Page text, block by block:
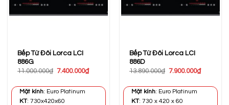
Bếp Từ Đôi Lorca LCI
886G
11.000.000₫ Giá
11.000.000₫.
7.400.000₫Giá
Mặt kính: Euro Platinum
KT: 730x420x60
Bếp Từ Đôi Lorca LCI
886D
13.890.000₫ Giá
13.890.000₫.
7.900.000₫Giá
Mặt kính: Euro Platinum
KT: 730 x 420 x 60